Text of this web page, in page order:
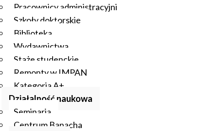
Pracownicy administracyjni
Szkoły doktorskie
Biblioteka
Wydawnictwa
Staże studenckie
Remonty w IMPAN
Kategoria A+
Działalność naukowa
Seminaria
Centrum Banacha